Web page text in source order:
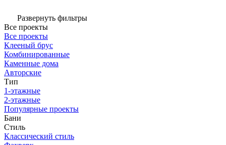
Развернуть фильтры
Все проекты
Все проекты
Клееный брус
Комбинированные
Каменные дома
Авторские
Тип
1-этажные
2-этажные
Популярные проекты
Бани
Стиль
Классический стиль